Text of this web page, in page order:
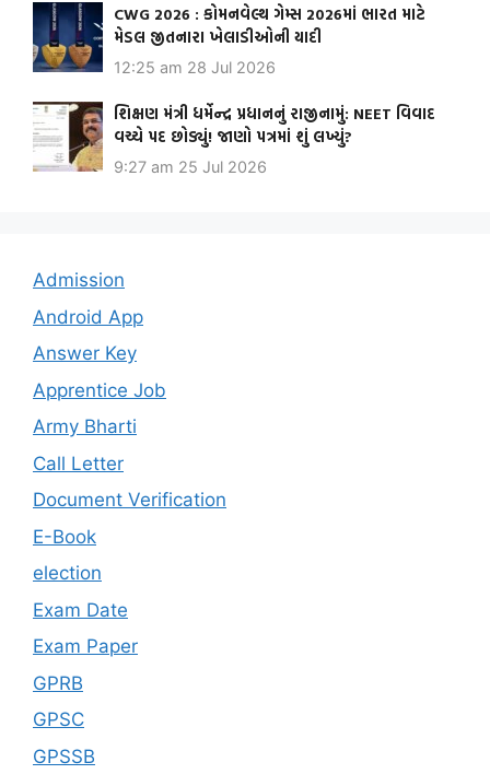
CWG 2026 : કોમનવેલ્થ ગેમ્સ 2026માં ભારત માટે
મેડલ જીતનારા ખેલાડીઓની યાદી
12:25 am 28 Jul 2026
શિક્ષણ મંત્રી ધર્મેન્દ્ર પ્રધાનનું રાજીનામું: NEET વિવાદ
વચ્ચે પદ છોડ્યું! જાણો પત્રમાં શું લખ્યું?
9:27 am 25 Jul 2026
Admission
Android App
Answer Key
Apprentice Job
Army Bharti
Call Letter
Document Verification
E-Book
election
Exam Date
Exam Paper
GPRB
GPSC
GPSSB